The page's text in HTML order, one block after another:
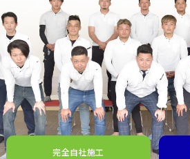
完全自社施工